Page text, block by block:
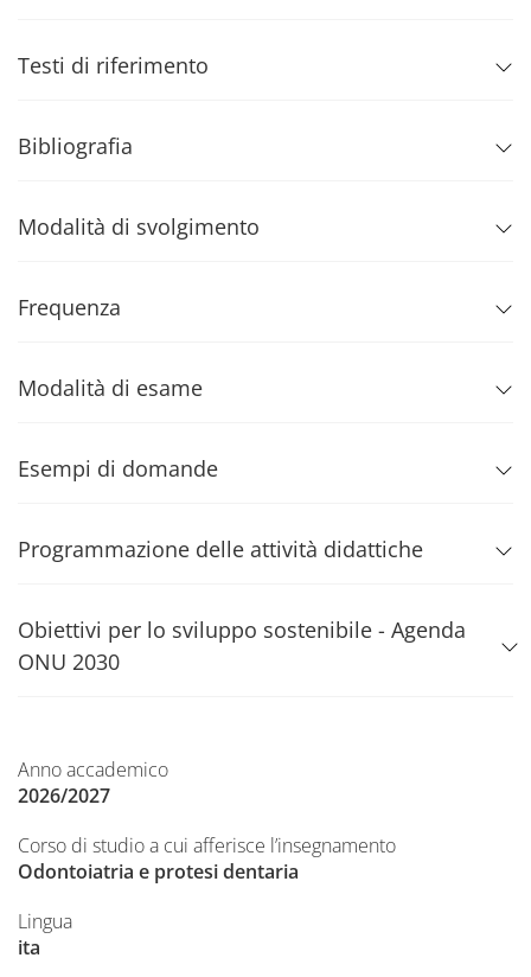
Testi di riferimento
Bibliografia
Modalità di svolgimento
Frequenza
Modalità di esame
Esempi di domande
Programmazione delle attività didattiche
Obiettivi per lo sviluppo sostenibile - Agenda
ONU 2030
Anno accademico
2026/2027
Corso di studio a cui afferisce l’insegnamento
Odontoiatria e protesi dentaria
Lingua
ita